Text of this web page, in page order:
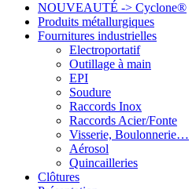
NOUVEAUTÉ -> Cyclone®
Produits métallurgiques
Fournitures industrielles
Electroportatif
Outillage à main
EPI
Soudure
Raccords Inox
Raccords Acier/Fonte
Visserie, Boulonnerie…
Aérosol
Quincailleries
Clôtures